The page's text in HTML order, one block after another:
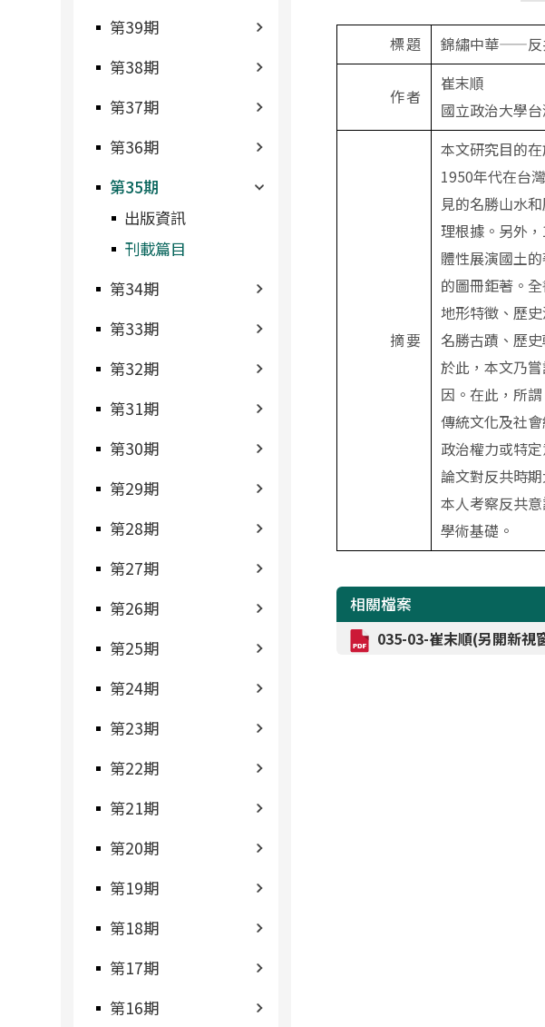
第39期
第38期
第37期
第36期
第35期
出版資訊
刊載篇目
第34期
第33期
第32期
第31期
第30期
第29期
第28期
第27期
第26期
第25期
第24期
第23期
第22期
第21期
第20期
第19期
第18期
第17期
第16期
標題 錦繡中華——反
作者
崔末順
國立政治大學
摘要
本文研究目的
1950年代在台
見的名勝山水
理根據。另外
體性展演國土
的圖冊鉅著。
地形特徵、歷
名勝古蹟、歷
於此，本文乃
因。在此，所
傳統文化及社
政治權力或特
論文對反共時
本人考察反共
學術基礎。
相關檔案
035-03-崔末順(另開新視